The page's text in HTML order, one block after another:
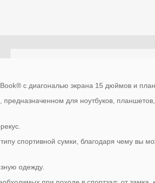
с диагональю экрана 15 дюймов и
для ноутбуков,
спортивной сумки, благодаря чему вы
одежду.